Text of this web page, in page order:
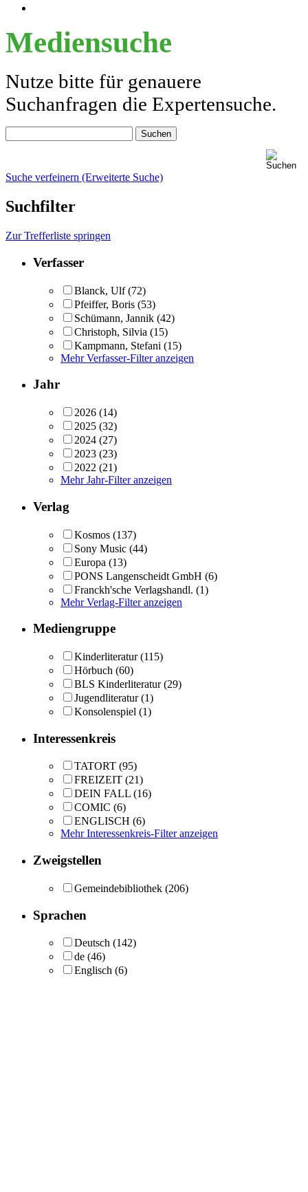
Mediensuche
Nutze bitte für genauere
Suchanfragen die Expertensuche.
Suche verfeinern (Erweiterte Suche)
Suchfilter
Zur Trefferliste springen
Verfasser
Blanck, Ulf (72)
Pfeiffer, Boris (53)
Schümann, Jannik (42)
Christoph, Silvia (15)
Kampmann, Stefani (15)
Mehr Verfasser-Filter anzeigen
Jahr
2026 (14)
2025 (32)
2024 (27)
2023 (23)
2022 (21)
Mehr Jahr-Filter anzeigen
Verlag
Kosmos (137)
Sony Music (44)
Europa (13)
PONS Langenscheidt GmbH (6)
Franckh'sche Verlagshandl. (1)
Mehr Verlag-Filter anzeigen
Mediengruppe
Kinderliteratur (115)
Hörbuch (60)
BLS Kinderliteratur (29)
Jugendliteratur (1)
Konsolenspiel (1)
Interessenkreis
TATORT (95)
FREIZEIT (21)
DEIN FALL (16)
COMIC (6)
ENGLISCH (6)
Mehr Interessenkreis-Filter anzeigen
Zweigstellen
Gemeindebibliothek (206)
Sprachen
Deutsch (142)
de (46)
Englisch (6)